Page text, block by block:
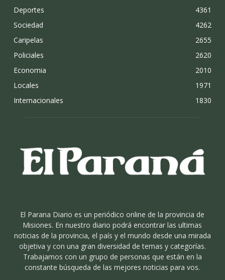
Deportes
4361
Sociedad
4262
Caripelas
2655
Policiales
2620
Economia
2010
Locales
1971
Internacionales
1830
El Parana Diario es un periódico online de la provincia de
Misiones. En nuestro diario podrá encontrar las ultimas
noticias de la provincia, el país y el mundo desde una mirada
objetiva y con una gran diversidad de temas y categorías.
Trabajamos con un grupo de personas que están en la
constante búsqueda de las mejores noticias para vos.